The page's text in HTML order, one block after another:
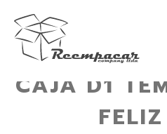
SkipCAJA D1